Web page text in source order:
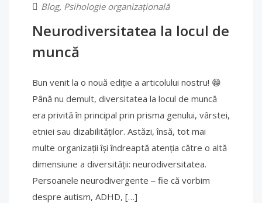
Blog, Psihologie organizațională
Neurodiversitatea la locul de
muncă
Bun venit la o nouă ediție a articolului nostru! 😁
Până nu demult, diversitatea la locul de muncă
era privită în principal prin prisma genului, vârstei,
etniei sau dizabilităților. Astăzi, însă, tot mai
multe organizații își îndreaptă atenția către o altă
dimensiune a diversității: neurodiversitatea.
Persoanele neurodivergente ‒ fie că vorbim
despre autism, ADHD, […]